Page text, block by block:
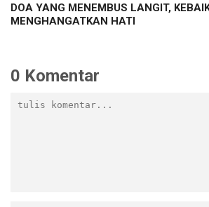
DOA YANG MENEMBUS LANGIT,
MENGHANGATKAN HATI
0 Komentar